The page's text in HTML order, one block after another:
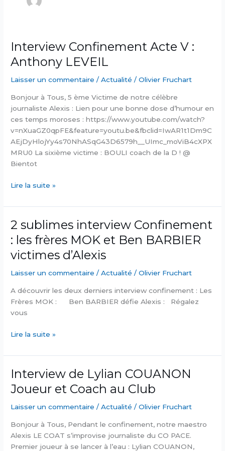
Interview Confinement Acte V :
Anthony LEVEIL
Laisser un commentaire /Actualité /Olivier Fruchart
Bonjour à Tous, 5 ème Victime de notre célèbre
journaliste Alexis : Lien pour une bonne dose d’humour en
ces temps moroses : https://www.youtube.com/watch?
v=nXuaGZ0qpFE&feature=youtu.be&fbclid=IwAR1t1Dm9C
AEjDyHlojYy4s70NhASqG43D6579h__UImc_moViB4cXPX
MRU0 La sixième victime : BOULI coach de la D ! @
Bientot
Interview
Acte
:
Anthony
LEVEIL
Lire la suite »
2 sublimes interview Confinement
: les frères MOK et Ben BARBIER
victimes d’Alexis
Laisser un commentaire /Actualité /Olivier Fruchart
A découvrir les deux derniers interview confinement : Les
Frères MOK : Ben BARBIER défie Alexis : Régalez
vous
2
interview
les
MOK
et
Ben
BARBIER
Lire la suite »
Interview de Lylian COUANON
Joueur et Coach au Club
Laisser un commentaire /Actualité /Olivier Fruchart
Bonjour à Tous, Pendant le confinement, notre maestro
Alexis LE COAT s’improvise journaliste du CO PACE.
Premier joueur à se lancer à l’eau : Lylian COUANON,